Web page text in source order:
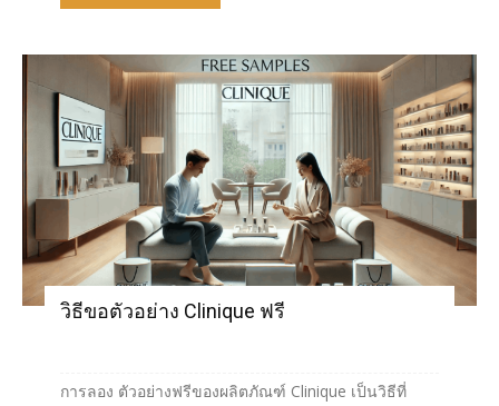
วิธีขอตัวอย่าง Clinique ฟรี
การลอง ตัวอย่างฟรีของผลิตภัณฑ์ Clinique เป็นวิธีที่